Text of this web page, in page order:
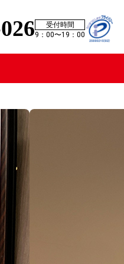
受付時間
9：00〜19：00